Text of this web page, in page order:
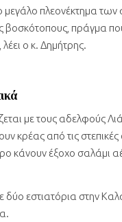
μεγάλο πλεονέκτημα
βοσκότοπους, πράγμα
ο κ. Δημήτρης.
με τους αδελφούς
κρέας από τις
κάνουν έξοχο σαλάμι
δύο εστιατόρια στην